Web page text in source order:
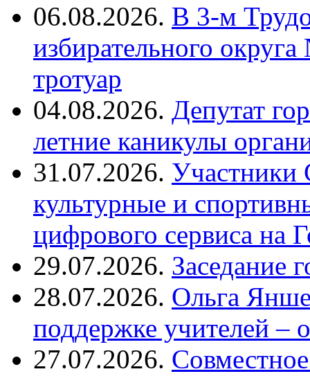
06.08.2026. В 3-м
избирательного
тротуар
04.08.2026. Депутат
летние каникулы
31.07.2026.
культурные и
цифрового сервиса на
29.07.2026. Заседание
28.07.2026. Ольга
поддержке учителей –
27.07.2026.